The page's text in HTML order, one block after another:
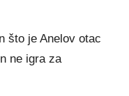
što je Anelov otac
ne igra za